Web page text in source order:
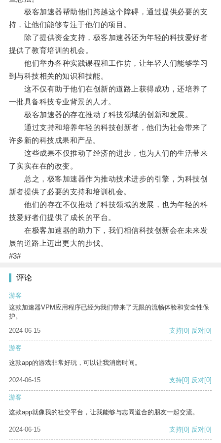
极客加速器帮助他们跨越这个障碍，通过提供必要的支
持，让他们能够专注于他们的项目。
除了提供资金支持，极客加速器还为年轻的科技爱好者
提供了教育培训的机会。
他们举办各种实践课程和工作坊，让年轻人们能够学习
到与科技相关的知识和技能。
这不仅有助于他们在创新的道路上获得成功，还培养了
一批具备科技专业背景的人才。
极客加速器的存在推动了科技领域的创新和发展。
通过支持和培养年轻的科技创新者，他们为社会带来了
许多新的科技成果和产品。
这些成果不仅推动了经济的进步，也为人们的生活带来
了实实在在的改变。
总之，极客加速器作为推动技术进步的引擎，为科技创
新者提供了必要的支持和培训机会。
他们的存在不仅推动了科技领域的发展，也为年轻的科
技爱好者们提供了成长的平台。
在极客加速器的助力下，我们相信科技创新会在未来发
展的道路上迈出更大的步伐。
#3#
评论
游客
这款加速器VPM应用程序已经为我们带来了无限的流畅体验和安全性保
护。
2024-06-15
支持[0] 反对[0]
游客
这款app的游戏非常好玩，可以让我消磨时间。
2024-06-15 支持[0] 反对[0]
游客
这款app就像我的社交平台，让我能够与志同道合的朋友一起交流。
2024-06-15 支持[0] 反对[0]